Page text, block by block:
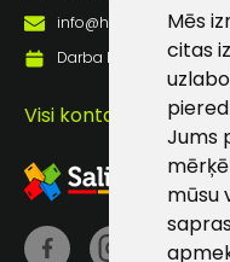
Mēs
citas
Jums
mūsu
info@hards.lv
Darba laiks:
Visi kontakti